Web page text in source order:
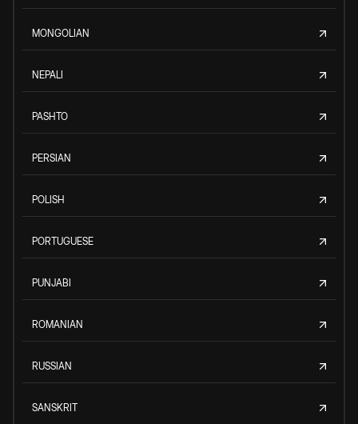
MONGOLIAN
NEPALI
PASHTO
PERSIAN
POLISH
PORTUGUESE
PUNJABI
ROMANIAN
RUSSIAN
SANSKRIT